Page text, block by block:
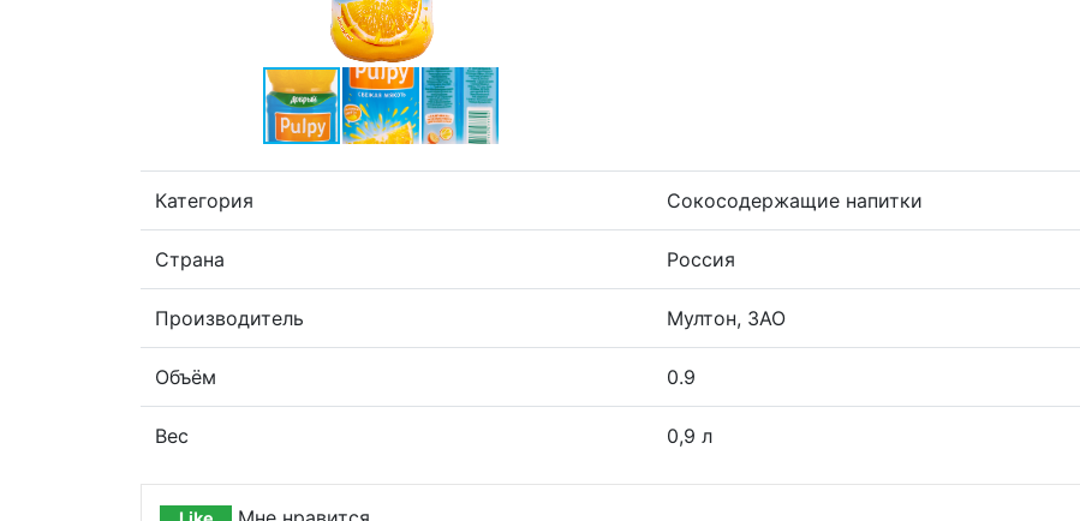
Категория Сокосодержащие напитки
Страна Россия
Производитель Мултон, ЗАО
Объём 0.9
Вес 0,9 л